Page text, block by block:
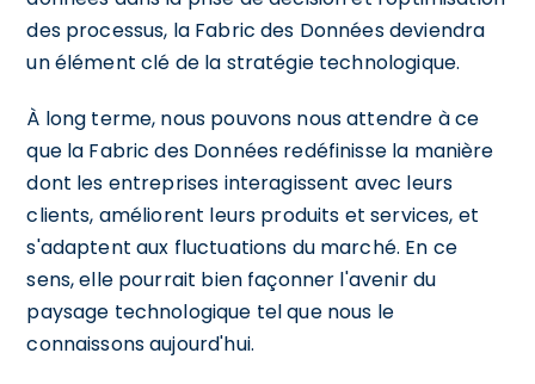
des processus, la Fabric des Données deviendra
un élément clé de la stratégie technologique.
À long terme, nous pouvons nous attendre à ce
que la Fabric des Données redéfinisse la manière
dont les entreprises interagissent avec leurs
clients, améliorent leurs produits et services, et
s'adaptent aux fluctuations du marché. En ce
sens, elle pourrait bien façonner l'avenir du
paysage technologique tel que nous le
connaissons aujourd'hui.